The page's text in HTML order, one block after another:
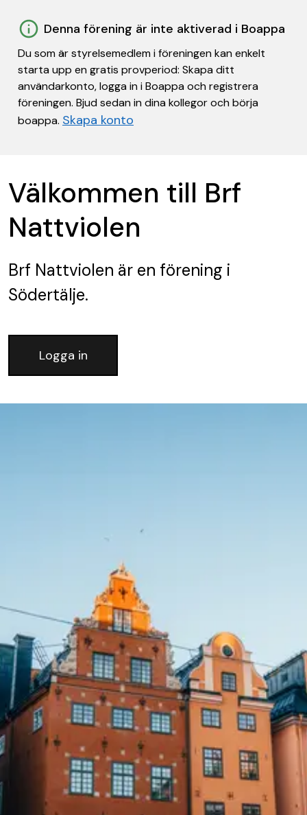
Denna förening är inte aktiverad i Boappa
Du som är styrelsemedlem i föreningen kan enkelt
starta upp en gratis provperiod: Skapa ditt
användarkonto, logga in i Boappa och registrera
föreningen. Bjud sedan in dina kollegor och börja
boappa. Skapa konto
Välkommen till Brf
Nattviolen
Brf Nattviolen är en förening i
Södertälje.
Logga in